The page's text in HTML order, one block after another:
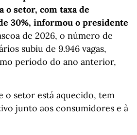
o setor, com taxa de
30%, informou o presidente
de 2026, o número de
subiu de 9.946 vagas,
período do ano anterior,
o setor está aquecido, tem
junto aos consumidores e à